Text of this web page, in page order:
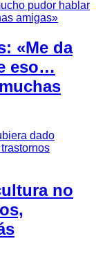
«Me da
eso…
no